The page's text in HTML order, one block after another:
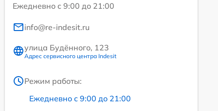
Ежедневно с 9:00 до 21:00
info@re-indesit.ru
улица Будённого, 123
Адрес сервисного центра Indesit
Режим работы:
Ежедневно с 9:00 до 21:00